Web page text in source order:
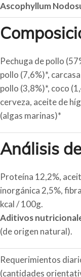
Ascophyllum
Pechuga de pollo
pollo (7,6%)*,
pollo (3,8%)*, coco
cerveza, aceite de
(algas marinas)*
Análisis
Proteína 12,2%,
inorgánica 2,5%,
kcal / 100g.
Aditivos
(de origen natural).
Requerimientos
(cantidades